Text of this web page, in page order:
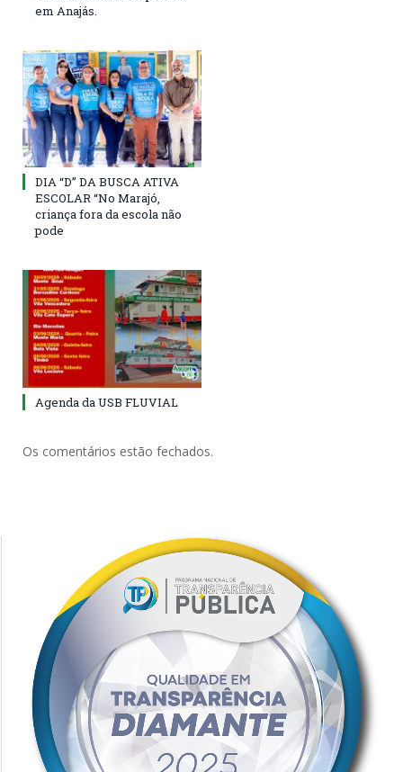
em Anajás.
DIA “D” DA BUSCA ATIVA
ESCOLAR “No Marajó,
criança fora da escola não
pode
Agenda da USB FLUVIAL
Os comentários estão fechados.